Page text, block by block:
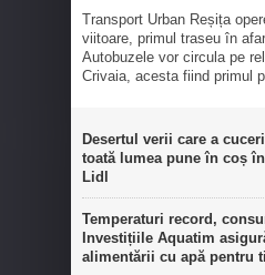
Transport Urban Reșița
viitoare, primul traseu în
Autobuzele vor circula pe
Crivaia, acesta fiind primul
Desertul verii care a
toată lumea pune în coș
Lidl
Temperaturi record,
Investițiile Aquatim
alimentării cu apă pentru